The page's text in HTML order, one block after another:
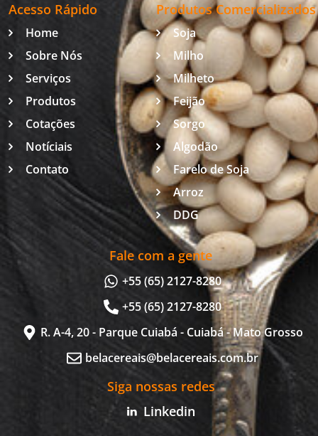
Acesso Rápido
Home
Sobre Nós
Serviços
Produtos
Cotações
Notíciais
Contato
Produtos Comercializados
Soja
Milho
Milheto
Feijão
Sorgo
Algodão
Farelo de Soja
Arroz
DDG
Fale com a gente
+55 (65) 2127-8280
+55 (65) 2127-8280
R. A-4, 20 - Parque Cuiabá - Cuiabá - Mato Grosso
belacereais@belacereais.com.br
Siga nossas redes
Linkedin